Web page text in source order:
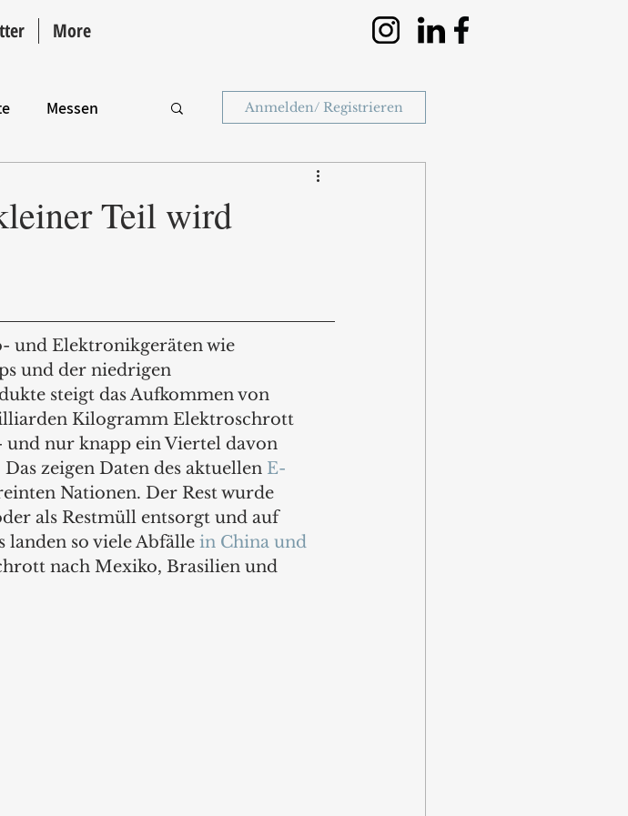
More
Messen Anmelden/ Registrieren
Teil wird
und Elektronikgeräten wie
und der niedrigen
steigt das Aufkommen von
Kilogramm Elektroschrott
nur knapp ein Viertel davon
zeigen Daten des aktuellen E-
Nationen. Der Rest wurde
als Restmüll entsorgt und auf
landen so viele Abfälle in China und
nach Mexiko, Brasilien und